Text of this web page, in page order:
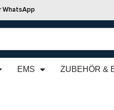
WhatsApp
EMS ZUBEHÖR &